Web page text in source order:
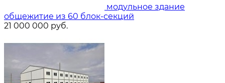
модульное здание
общежитие из 60 блок-секций
21 000 000 руб.